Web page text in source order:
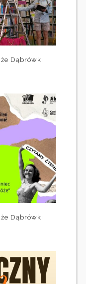
Dąbrówki
Dąbrówki